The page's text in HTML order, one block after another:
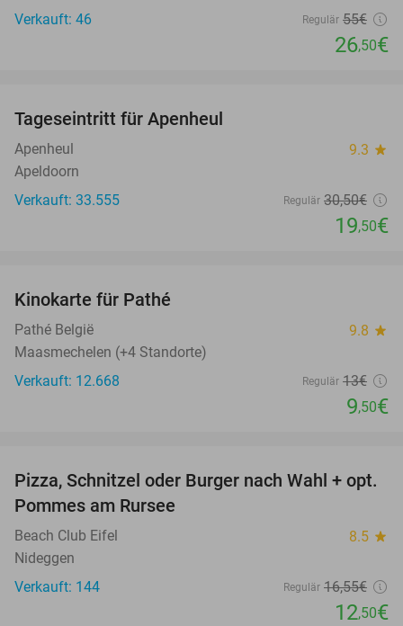
Verkauft: 46
Regulär 55€
26,50€
Tageseintritt für Apenheul
Apenheul 9.3 star
Apeldoorn
Verkauft: 33.555
Regulär 30,50€
19,50€
Kinokarte für Pathé
Pathé België 9.8 star
Maasmechelen (+4 Standorte)
Verkauft: 12.668
Regulär 13€
9,50€
24%
Pizza, Schnitzel oder Burger nach Wahl + opt.
Pommes am Rursee
Beach Club Eifel 8.5 star
Nideggen
Verkauft: 144
Regulär 16,55€
12,50€